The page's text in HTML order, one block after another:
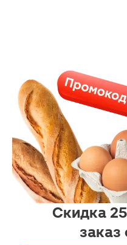
Скидка
заказ